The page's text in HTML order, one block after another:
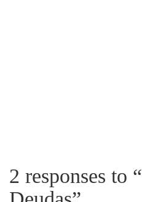
2 responses to “